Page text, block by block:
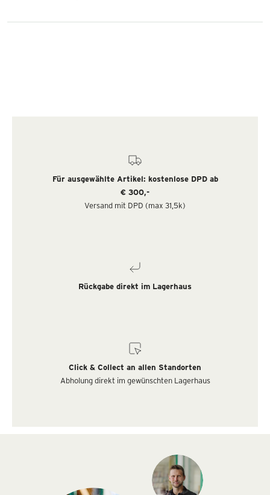
Für ausgewählte Artikel: kostenlose DPD ab
€ 300,-
Versand mit DPD (max 31,5k)
Rückgabe direkt im Lagerhaus
Click & Collect an allen Standorten
Abholung direkt im gewünschten Lagerhaus